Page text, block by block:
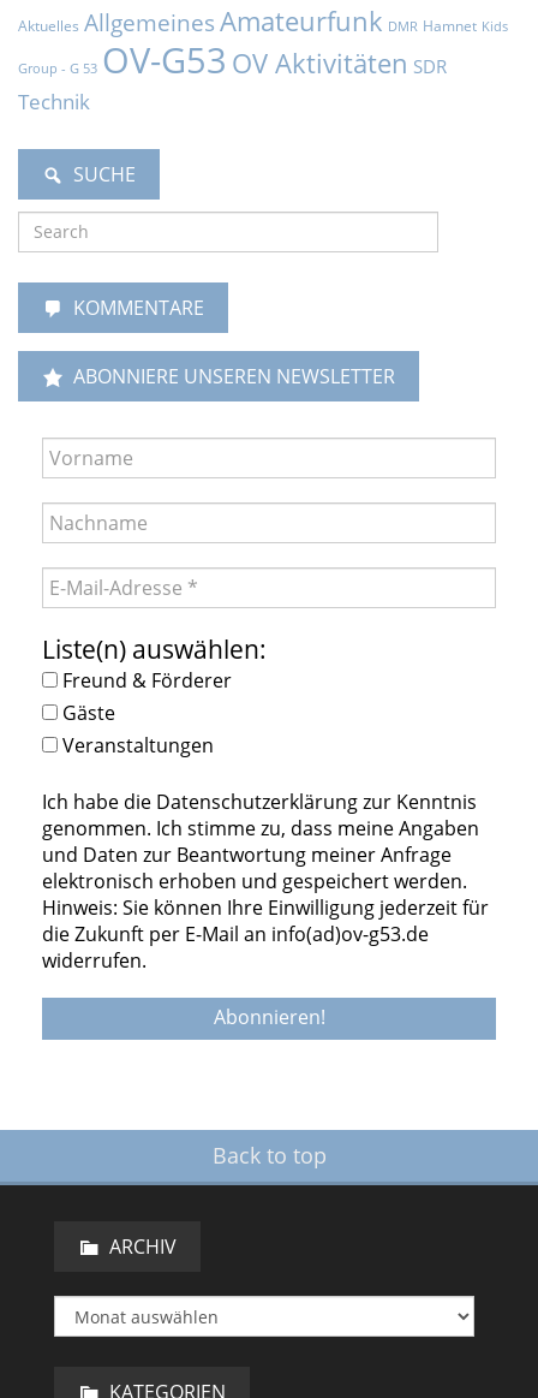
Aktuelles Allgemeines Amateurfunk DMR Hamnet Kids
Group - G 53 OV-G53 OV Aktivitäten SDR
Technik
SUCHE
KOMMENTARE
ABONNIERE UNSEREN NEWSLETTER
Liste(n) auswählen:
Freund & Förderer
Gäste
Veranstaltungen
Ich habe die Datenschutzerklärung zur Kenntnis
genommen. Ich stimme zu, dass meine Angaben
und Daten zur Beantwortung meiner Anfrage
elektronisch erhoben und gespeichert werden.
Hinweis: Sie können Ihre Einwilligung jederzeit für
die Zukunft per E-Mail an info(ad)ov-g53.de
widerrufen.
Back to top
ARCHIV
KATEGORIEN